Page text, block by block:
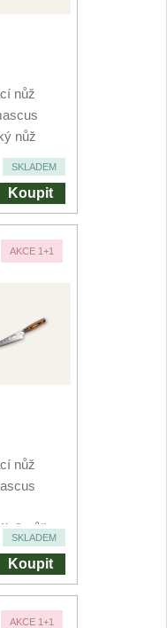
nůž
nůž
SKLADEM
Koupit
AKCE 1+1
nůž
nůž...
SKLADEM
Koupit
AKCE 1+1